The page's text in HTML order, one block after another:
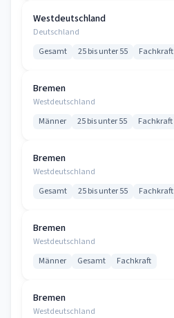
Westdeutschland
Deutschland
Gesamt 25 bis unter 55 Fachkraft
Bremen
Westdeutschland
Männer 25 bis unter 55 Fachkraft
Bremen
Westdeutschland
Gesamt 25 bis unter 55 Fachkraft
Bremen
Westdeutschland
Männer Gesamt Fachkraft
Bremen
Westdeutschland